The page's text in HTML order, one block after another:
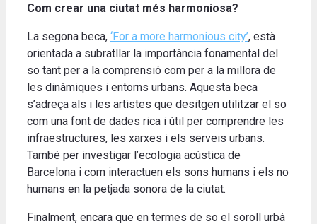
Com crear una ciutat més harmoniosa?
La segona beca, ‘For a more harmonious city’, està
orientada a subratllar la importància fonamental del
so tant per a la comprensió com per a la millora de
les dinàmiques i entorns urbans. Aquesta beca
s’adreça als i les artistes que desitgen utilitzar el so
com una font de dades rica i útil per comprendre les
infraestructures, les xarxes i els serveis urbans.
També per investigar l’ecologia acústica de
Barcelona i com interactuen els sons humans i els no
humans en la petjada sonora de la ciutat.
Finalment, encara que en termes de so el soroll urbà